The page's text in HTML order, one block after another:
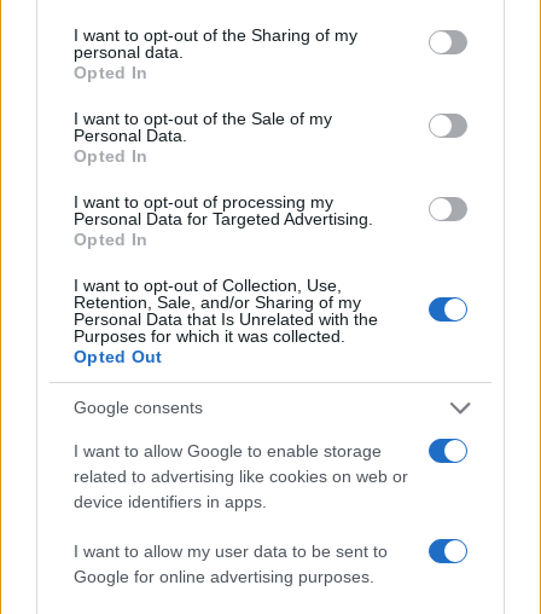
not limited to your visit or usage behaviour. You may click to
grant or deny consent to Google and its third-party tags to
use your data for below specified purposes in below Google
consent section.
I want to opt-out of the Sharing of my
personal data.
Opted In
I want to opt-out of the Sale of my
Personal Data.
Opted In
I want to opt-out of processing my
Personal Data for Targeted Advertising.
Opted In
I want to opt-out of Collection, Use,
Retention, Sale, and/or Sharing of my
Personal Data that Is Unrelated with the
Purposes for which it was collected.
Opted Out
Google consents
I want to allow Google to enable storage
related to advertising like cookies on web or
device identifiers in apps.
I want to allow my user data to be sent to
Google for online advertising purposes.
αποδοτικότητας
Το FIAT 500 Hybrid τώρα από 18.990 ευρώ
Θανάσης Σπανούλης: "Θα
είμαι χαρούμενος με ένα
μετάλλιο"
Στους Ντένβερ Νάγκετς ο
Λόνι Γουόκερ
Στα 734 εκατ. ευρώ τα EBITDA